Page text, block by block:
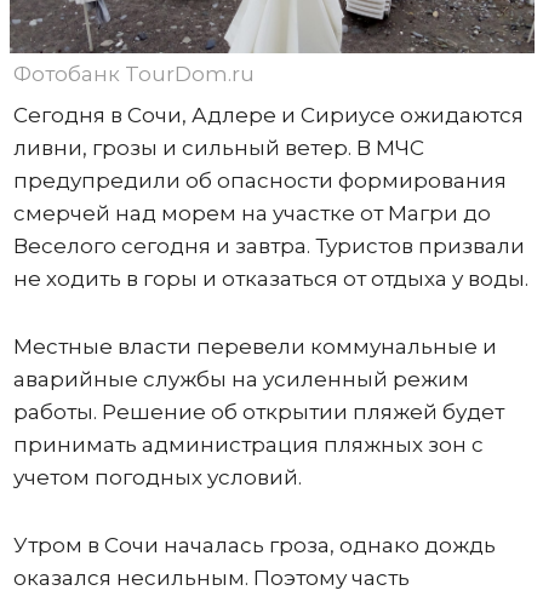
Фотобанк TourDom.ru
Сегодня в Сочи, Адлере и Сириусе ожидаются
ливни, грозы и сильный ветер. В МЧС
предупредили об опасности формирования
смерчей над морем на участке от Магри до
Веселого сегодня и завтра. Туристов призвали
не ходить в горы и отказаться от отдыха у воды.
Местные власти перевели коммунальные и
аварийные службы на усиленный режим
работы. Решение об открытии пляжей будет
принимать администрация пляжных зон с
учетом погодных условий.
Утром в Сочи началась гроза, однако дождь
оказался несильным. Поэтому часть